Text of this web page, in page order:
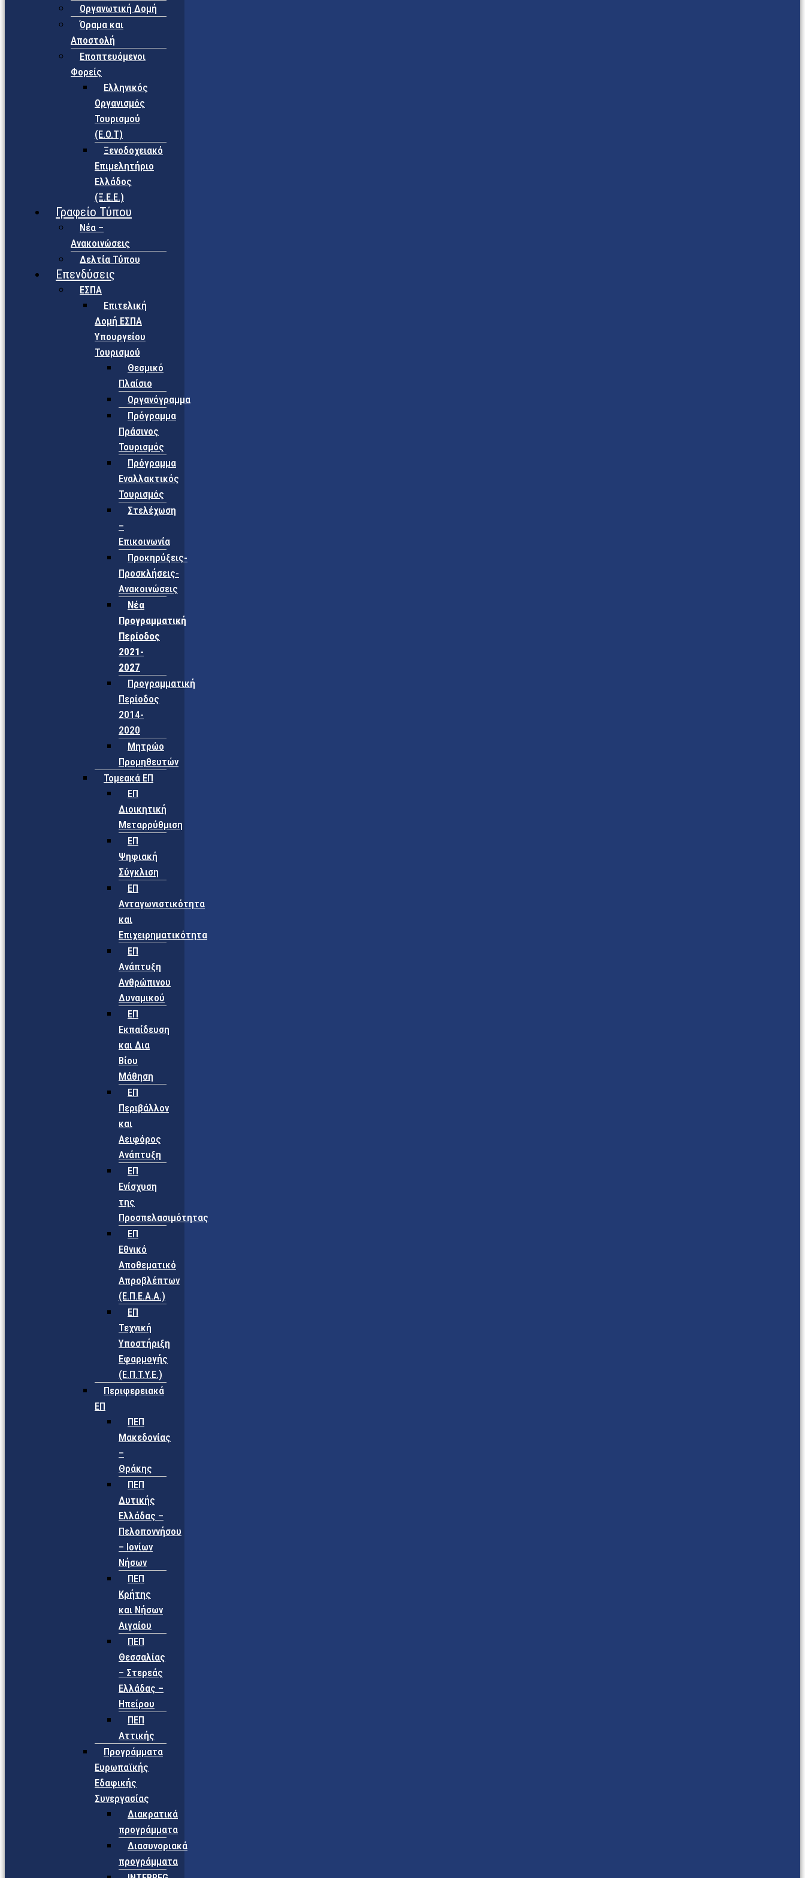
Οργανωτική Δομή
Όραμα και
Αποστολή
Εποπτευόμενοι
Φορείς
Eλληνικός
Οργανισμός
Τουρισμού
(Ε.Ο.Τ)
Ξενοδοχειακό
Επιμελητήριο
Ελλάδος
(Ξ.Ε.Ε.)
Γραφείο Τύπου
Νέα –
Ανακοινώσεις
Δελτία Τύπου
Επενδύσεις
ΕΣΠΑ
Επιτελική
Δομή ΕΣΠΑ
Υπουργείου
Τουρισμού
Θεσμικό
Πλαίσιο
Οργανόγραμμα
Πρόγραμμα
Πράσινος
Τουρισμός
Πρόγραμμα
Εναλλακτικός
Τουρισμός
Στελέχωση
–
Επικοινωνία
Προκηρύξεις-
Προσκλήσεις-
Ανακοινώσεις
Νέα
Προγραμματική
Περίοδος
2021-
2027
Προγραμματική
Περίοδος
2014-
2020
Μητρώο
Προμηθευτών
Τομεακά ΕΠ
ΕΠ
Διοικητική
Μεταρρύθμιση
ΕΠ
Ψηφιακή
Σύγκλιση
ΕΠ
Ανταγωνιστικότητα
και
Επιχειρηματικότητα
ΕΠ
Ανάπτυξη
Ανθρώπινου
Δυναμικού
ΕΠ
Εκπαίδευση
και Δια
Βίου
Μάθηση
ΕΠ
Περιβάλλον
και
Αειφόρος
Ανάπτυξη
ΕΠ
Ενίσχυση
της
Προσπελασιμότητας
ΕΠ
Εθνικό
Αποθεματικό
Απροβλέπτων
(Ε.Π.Ε.Α.Α.)
ΕΠ
Τεχνική
Υποστήριξη
Εφαρμογής
(Ε.Π.Τ.Υ.Ε.)
Περιφερειακά
ΕΠ
ΠΕΠ
Μακεδονίας
–
Θράκης
ΠΕΠ
Δυτικής
Ελλάδας –
Πελοποννήσου
– Ιονίων
Νήσων
ΠΕΠ
Κρήτης
και Νήσων
Αιγαίου
ΠΕΠ
Θεσσαλίας
– Στερεάς
Ελλάδας –
Ηπείρου
ΠΕΠ
Αττικής
Προγράμματα
Ευρωπαϊκής
Εδαφικής
Συνεργασίας
Διακρατικά
προγράμματα
Διασυνοριακά
προγράμματα